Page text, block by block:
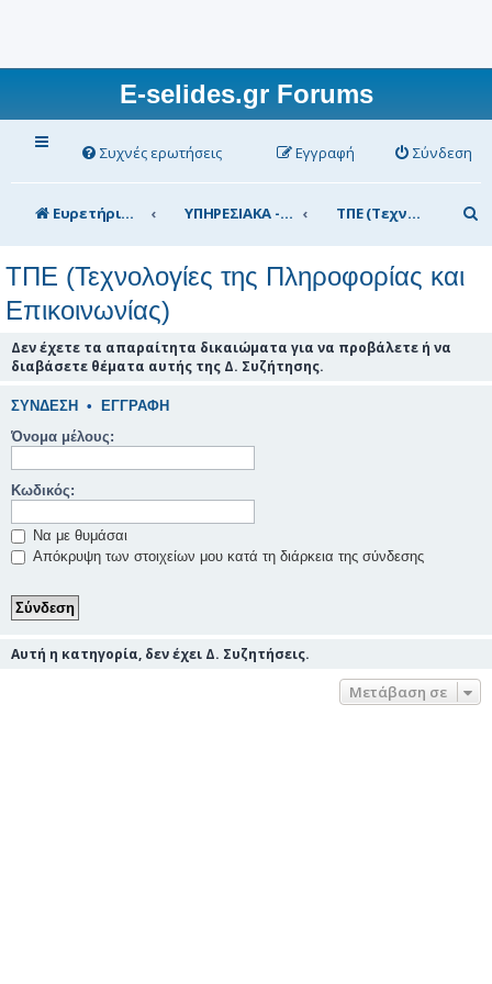
E-selides.gr Forums
Συχνές ερωτήσεις Σύνδεση
Εγγραφή
Ευρετήριο Δ. Συζήτησης ΥΠΗΡΕΣΙΑΚΑ - ΣΥΖΗΤΗΣΕΙΣ (για τα μέλη) ΤΠΕ (Τεχνολογίες της Πληροφορίας και Επικοινωνίας)
ν
ΤΠΕ (Τεχνολογίες της Πληροφορίας και
Επικοινωνίας)
Δεν έχετε τα απαραίτητα δικαιώματα για να προβάλετε ή να
διαβάσετε θέματα αυτής της Δ. Συζήτησης.
ΣΎΝΔΕΣΗ • ΕΓΓΡΑΦΉ
Όνομα μέλους:
Κωδικός:
Να με θυμάσαι
Απόκρυψη των στοιχείων μου κατά τη διάρκεια της σύνδεσης
Αυτή η κατηγορία, δεν έχει Δ. Συζητήσεις.
Μετάβαση σε